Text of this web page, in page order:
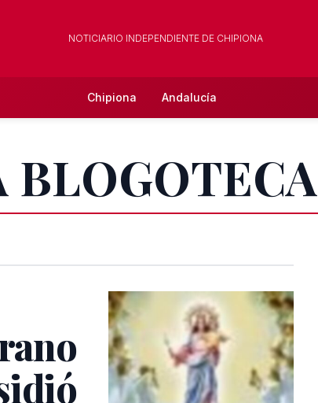
NOTICIARIO INDEPENDIENTE DE CHIPIONA
Chipiona Andalucía
BLOGOTECA